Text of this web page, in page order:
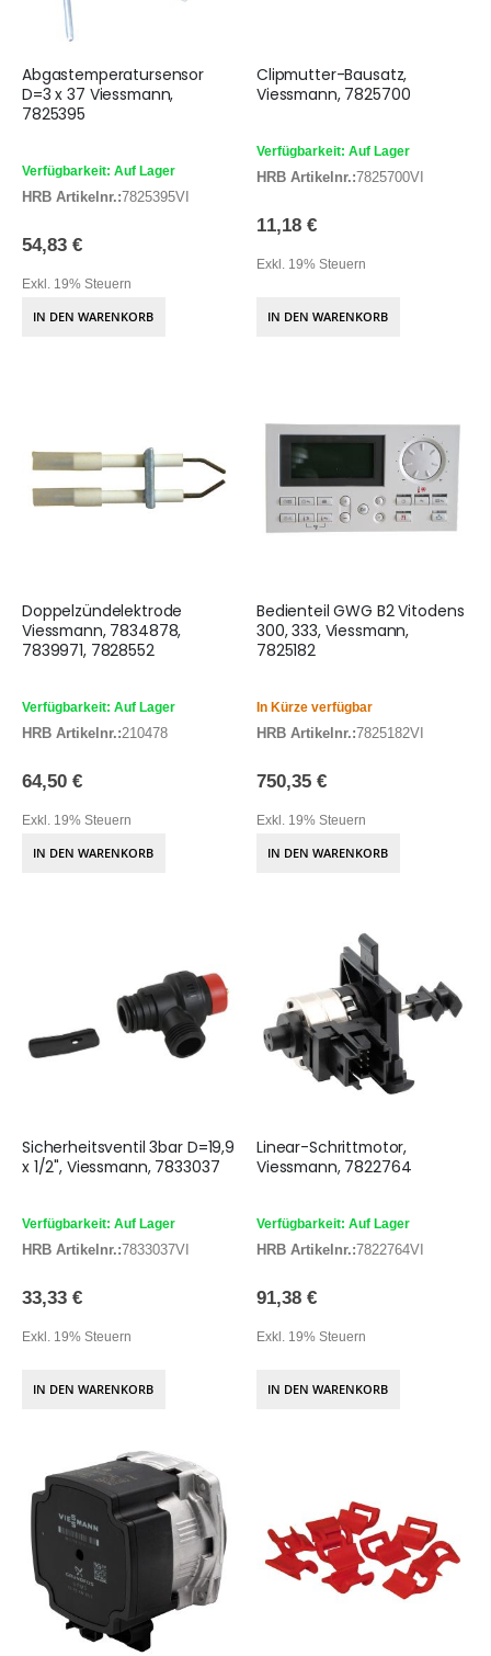
Abgastemperatursensor
D=3 x 37 Viessmann,
7825395
Verfügbarkeit: Auf Lager
HRB Artikelnr.:7825395VI
54,83 €
Exkl. 19% Steuern
IN DEN WARENKORB
Clipmutter-Bausatz,
Viessmann, 7825700
Verfügbarkeit: Auf Lager
HRB Artikelnr.:7825700VI
11,18 €
Exkl. 19% Steuern
IN DEN WARENKORB
Doppelzündelektrode
Viessmann, 7834878,
7839971, 7828552
Verfügbarkeit: Auf Lager
HRB Artikelnr.:210478
64,50 €
Exkl. 19% Steuern
IN DEN WARENKORB
Bedienteil GWG B2 Vitodens
300, 333, Viessmann,
7825182
In Kürze verfügbar
HRB Artikelnr.:7825182VI
750,35 €
Exkl. 19% Steuern
IN DEN WARENKORB
Sicherheitsventil 3bar D=19,9
x 1/2", Viessmann, 7833037
Verfügbarkeit: Auf Lager
HRB Artikelnr.:7833037VI
33,33 €
Exkl. 19% Steuern
IN DEN WARENKORB
Linear-Schrittmotor,
Viessmann, 7822764
Verfügbarkeit: Auf Lager
HRB Artikelnr.:7822764VI
91,38 €
Exkl. 19% Steuern
IN DEN WARENKORB